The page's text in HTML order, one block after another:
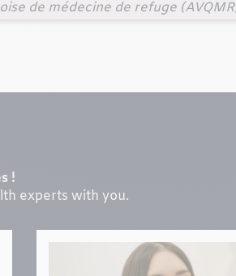
de médecine de refuge
!
experts with you.